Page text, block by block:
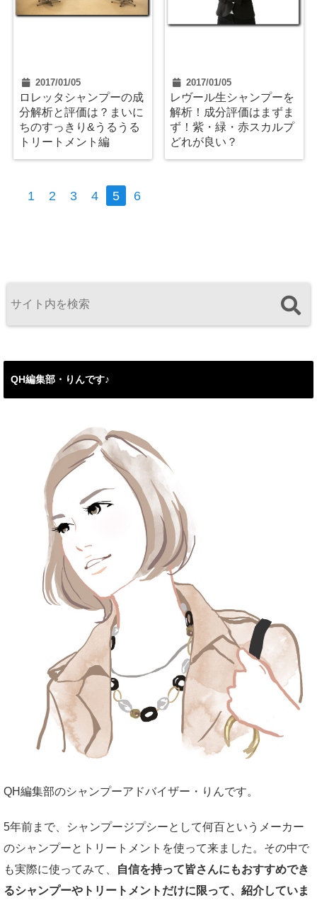
2017/01/05
ロレッタシャンプーの成
分解析と評価は？まいに
ちのすっきり&うるうる
トリートメント編
2017/01/05
レヴール生シャンプーを
解析！成分評価はまずま
ず！紫・緑・赤スカルプ
どれが良い？
1 2 3 4 5 6
QH編集部・りんです♪
QH編集部のシャンプーアドバイザー・りんです。
5年前まで、シャンプージプシーとして何百というメーカー
のシャンプーとトリートメントを使って来ました。その中で
も実際に使ってみて、
自信を持って皆さんにもおすすめでき
るシャンプーやトリートメントだけに限って、紹介していま